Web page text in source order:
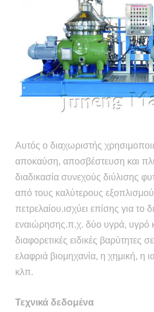
Αυτός ο διαχωριστής
αποκαύση, αποσβέστευση και
διαδικασία συνεχούς διύλισης
από τους καλύτερους
πετρελαίου.ισχύει επίσης για το
εναιώρησης.π.χ. δύο υγρά, υγρό
διαφορετικές ειδικές βαρύτητες
ελαφριά βιομηχανία, η χημική, η
κλπ.
Τεχνικά δεδομένα